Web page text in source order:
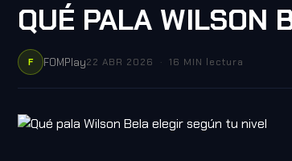
QUÉ PALA WILSON
F FOMPlay22 ABR 2026 · 16 MIN lectura